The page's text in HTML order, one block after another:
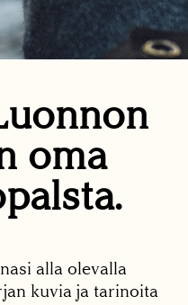
oma
alla olevalla
kuvia ja tarinoita